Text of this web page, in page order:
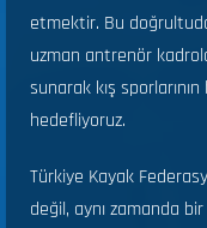
etmektir. Bu
uzman antrenör
sunarak kış
hedefliyoruz.
Türkiye Kayak
değil, aynı zamanda